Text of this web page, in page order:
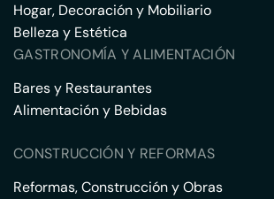
Hogar, Decoración y Mobiliario
Belleza y Estética
GASTRONOMÍA Y ALIMENTACIÓN
Bares y Restaurantes
Alimentación y Bebidas
CONSTRUCCIÓN Y REFORMAS
Reformas, Construcción y Obras